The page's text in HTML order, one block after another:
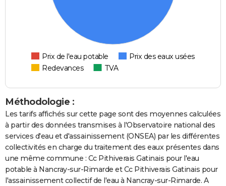
Prix de l'eau potable
Prix des eaux usées
Redevances
TVA
Méthodologie :
Les tarifs affichés sur cette page sont des moyennes calculées
à partir des données transmises à l'Observatoire national des
services d'eau et d'assainissement (ONSEA) par les différentes
collectivités en charge du traitement des eaux présentes dans
une même commune : Cc Pithiverais Gatinais pour l'eau
potable à Nancray-sur-Rimarde et Cc Pithiverais Gatinais pour
l'assainissement collectif de l'eau à Nancray-sur-Rimarde. A